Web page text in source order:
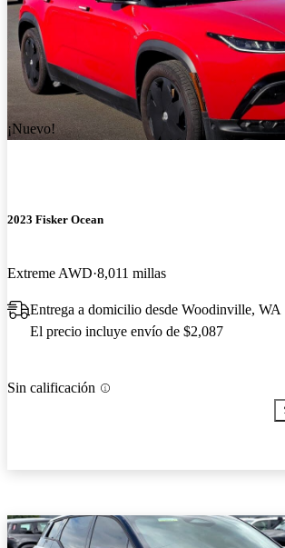
¡Nuevo!
2023 Fisker Ocean
Extreme AWD 8,011 millas
Entrega a domicilio desde Woodinville, WA
El precio incluye envío de $2,087
Sin calificación